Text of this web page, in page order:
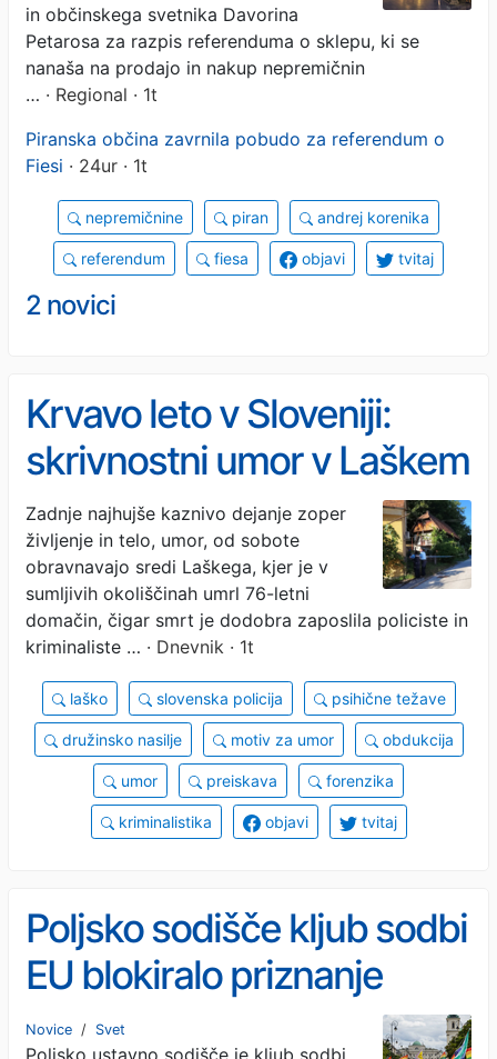
in občinskega svetnika Davorina
Petarosa za razpis referenduma o sklepu, ki se
nanaša na prodajo in nakup nepremičnin
… · Regional · 1t
Piranska občina zavrnila pobudo za referendum o
Fiesi · 24ur · 1t
nepremičnine piran andrej korenika
referendum fiesa objavi tvitaj
2 novici
Krvavo leto v Sloveniji:
skrivnostni umor v Laškem
še vedno brez odgovora
Zadnje najhujše kaznivo dejanje zoper
življenje in telo, umor, od sobote
obravnavajo sredi Laškega, kjer je v
sumljivih okoliščinah umrl 76-letni
domačin, čigar smrt je dodobra zaposlila policiste in
kriminaliste … · Dnevnik · 1t
laško slovenska policija psihične težave
družinsko nasilje motiv za umor obdukcija
umor preiskava forenzika
kriminalistika objavi tvitaj
Poljsko sodišče kljub sodbi
EU blokiralo priznanje
istospolnih porok
Novice / Svet
Poljsko ustavno sodišče je kljub sodbi